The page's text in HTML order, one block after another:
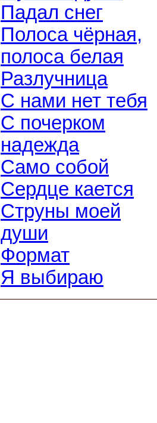
Падал снег
Полоса чёрная,
полоса белая
Разлучница
С нами нет тебя
С почерком
надежда
Само собой
Сердце кается
Струны моей
души
Формат
Я выбираю